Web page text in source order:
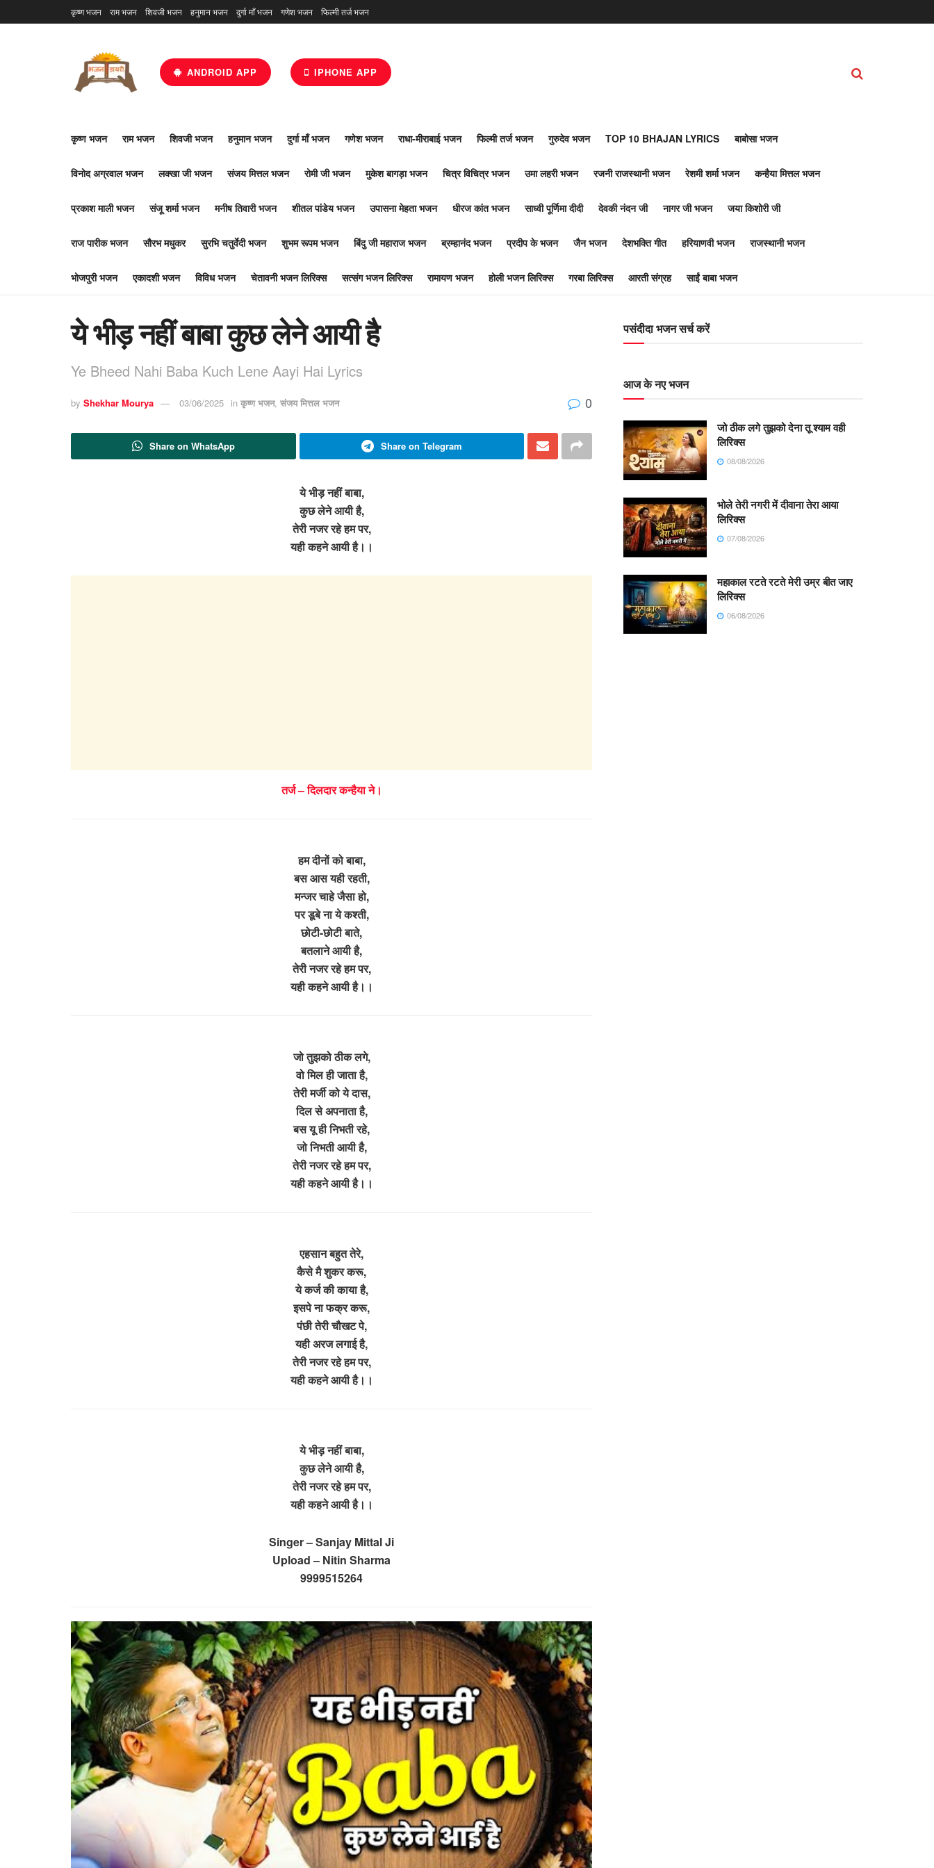
कृष्ण भजन राम भजन शिवजी भजन हनुमान भजन दुर्गा माँ भजन गणेश भजन फिल्मी तर्ज भजन
ANDROID APP IPHONE APP
कृष्ण भजन राम भजन शिवजी भजन हनुमान भजन दुर्गा माँ भजन गणेश भजन राधा-मीराबाई भजन फिल्मी तर्ज भजन गुरुदेव भजन TOP 10 BHAJAN LYRICS बाबोसा भजन
विनोद अग्रवाल भजन लक्खा जी भजन संजय मित्तल भजन रोमी जी भजन मुकेश बागड़ा भजन चित्र विचित्र भजन उमा लहरी भजन रजनी राजस्थानी भजन रेशमी शर्मा भजन कन्हैया मित्तल भजन
प्रकाश माली भजन संजू शर्मा भजन मनीष तिवारी भजन शीतल पांडेय भजन उपासना मेहता भजन धीरज कांत भजन साध्वी पूर्णिमा दीदी देवकी नंदन जी नागर जी भजन जया किशोरी जी
राज पारीक भजन सौरभ मधुकर सुरभि चतुर्वेदी भजन शुभम रूपम भजन बिंदु जी महाराज भजन ब्रम्हानंद भजन प्रदीप के भजन जैन भजन देशभक्ति गीत हरियाणवी भजन राजस्थानी भजन
भोजपुरी भजन एकादशी भजन विविध भजन चेतावनी भजन लिरिक्स सत्संग भजन लिरिक्स रामायण भजन होली भजन लिरिक्स गरबा लिरिक्स आरती संग्रह साईं बाबा भजन
ये भीड़ नहीं बाबा कुछ लेने आयी है
Ye Bheed Nahi Baba Kuch Lene Aayi Hai Lyrics
by Shekhar Mourya 03/06/2025 in कृष्ण भजन, संजय मित्तल भजन 0
Share on WhatsApp Share on Telegram
ये भीड़ नहीं बाबा,
कुछ लेने आयी है,
तेरी नजर रहे हम पर,
यही कहने आयी है।।
तर्ज – दिलदार कन्हैया ने।
हम दीनों को बाबा,
बस आस यही रहती,
मन्जर चाहे जैसा हो,
पर डूबे ना ये कश्ती,
छोटी-छोटी बाते,
बतलाने आयी है,
तेरी नजर रहे हम पर,
यही कहने आयी है।।
जो तुझको ठीक लगे,
वो मिल ही जाता है,
तेरी मर्जी को ये दास,
दिल से अपनाता है,
बस यू ही निभती रहे,
जो निभती आयी है,
तेरी नजर रहे हम पर,
यही कहने आयी है।।
एहसान बहुत तेरे,
कैसे मै शुकर करू,
ये कर्ज की काया है,
इसपे ना फक्र करू,
पंछी तेरी चौखट पे,
यही अरज लगाई है,
तेरी नजर रहे हम पर,
यही कहने आयी है।।
ये भीड़ नहीं बाबा,
कुछ लेने आयी है,
तेरी नजर रहे हम पर,
यही कहने आयी है।।
Singer – Sanjay Mittal Ji
Upload – Nitin Sharma
9999515264
पसंदीदा भजन सर्च करें
आज के नए भजन
जो ठीक लगे तुझको देना तू श्याम वही
लिरिक्स
08/08/2026
भोले तेरी नगरी में दीवाना तेरा आया
लिरिक्स
07/08/2026
महाकाल रटते रटते मेरी उम्र बीत जाए
लिरिक्स
06/08/2026